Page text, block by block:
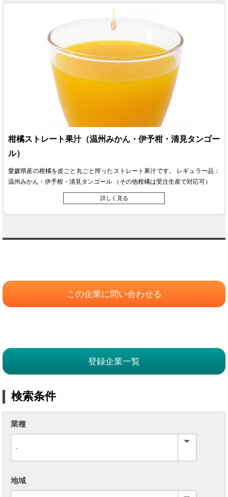
柑橘ストレート果汁（温州みかん・伊予柑・清見タンゴー
ル）
愛媛県産の柑橘を皮ごと丸ごと搾ったストレート果汁です。 レギュラー品：
温州みかん・伊予柑・清見タンゴール （その他柑橘は受注生産で対応可）
詳しく見る
この企業に問い合わせる
登録企業一覧
検索条件
業種
地域